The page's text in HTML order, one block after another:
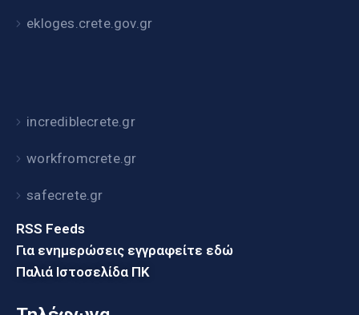
ekloges.crete.gov.gr
incrediblecrete.gr
workfromcrete.gr
safecrete.gr
RSS Feeds
Για ενημερώσεις εγγραφείτε εδώ
Παλιά Ιστοσελίδα ΠΚ